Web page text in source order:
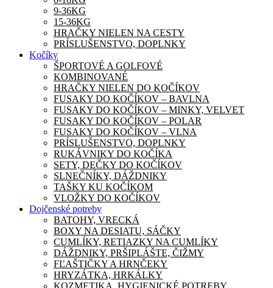
9-36KG
15-36KG
HRAČKY NIELEN NA CESTY
PRÍSLUŠENSTVO, DOPLNKY
Kočíky
ŠPORTOVÉ A GOLFOVÉ
KOMBINOVANÉ
HRAČKY NIELEN DO KOČÍKOV
FUSAKY DO KOČÍKOV – BAVLNA
FUSAKY DO KOČÍKOV – MINKY, VELVET
FUSAKY DO KOČÍKOV – POLAR
FUSAKY DO KOČÍKOV – VLNA
PRÍSLUŠENSTVO, DOPLNKY
RUKÁVNIKY DO KOČÍKA
SETY, DEČKY DO KOČÍKOV
SLNEČNÍKY, DÁŽDNIKY
TAŠKY KU KOČÍKOM
VLOŽKY DO KOČÍKOV
Dojčenské potreby
BATOHY, VRECKÁ
BOXY NA DESIATU, SÁČKY
CUMLÍKY, RETIAZKY NA CUMLÍKY
DÁŽDNIKY, PRŠIPLÁŠTE, ČIŽMY
FĽAŠTIČKY A HRNČEKY
HRYZÁTKA, HRKÁLKY
KOZMETIKA, HYGIENICKÉ POTREBY